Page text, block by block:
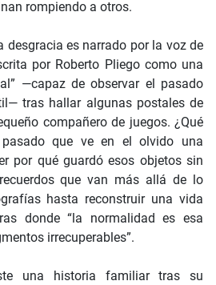
rompiendo a otros.
desgracia es narrado por la voz de
por Roberto Pliego como una
—capaz de observar el pasado
tras hallar algunas postales de
compañero de juegos. ¿Qué
que ve en el olvido una
por qué guardó esos objetos sin
que van más allá de lo
hasta reconstruir una vida
donde “la normalidad es esa
irrecuperables”.
una historia familiar tras su